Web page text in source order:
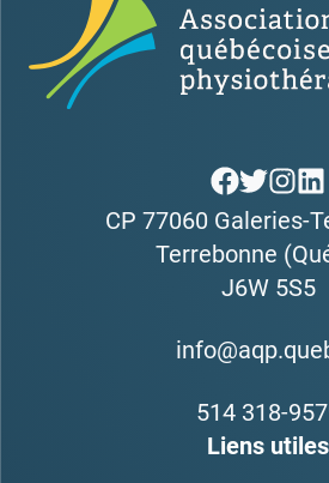
Distinction […]
CP 77060 Galeries-
Terrebonne
J6W 5S5
514 318-
Liens utiles